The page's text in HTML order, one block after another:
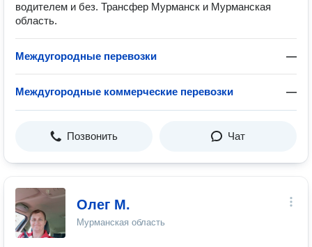
водителем и без. Трансфер Мурманск и Мурманская
область.
Междугородные перевозки —
Междугородные коммерческие перевозки —
Позвонить Чат
Олег М.
Мурманская область